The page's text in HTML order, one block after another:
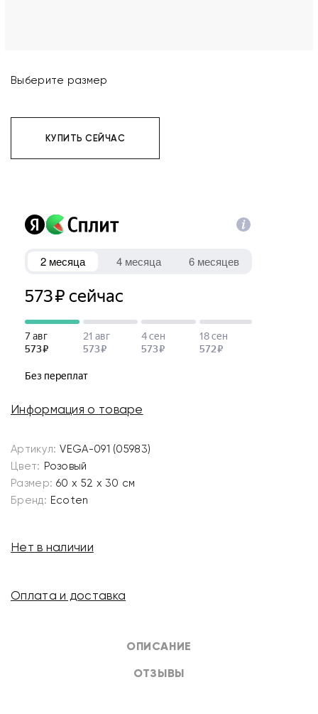
ОПИСАНИЕ
ОТЗЫВЫ
Выберите размер
КУПИТЬ СЕЙЧАС
Информация о товаре
Артикул: VEGA-091 (05983)
Цвет: Розовый
Размер: 60 х 52 х 30 см
Бренд: Ecoten
Нет в наличии
Оплата и доставка